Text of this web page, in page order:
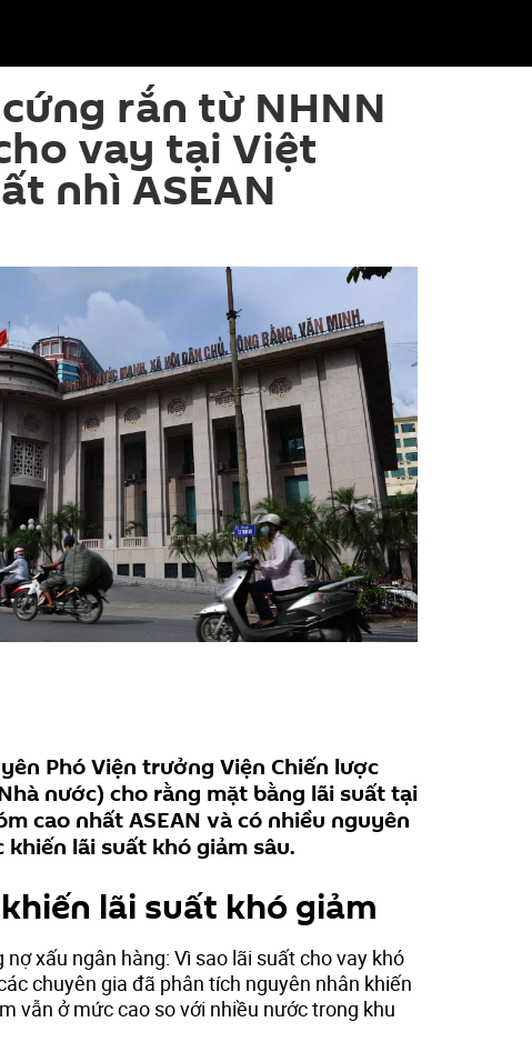
rắn từ NHNN
vay tại Việt
nhì ASEAN
Phó Viện trưởng Viện Chiến lược
nước) cho rằng mặt bằng lãi suất tại
cao nhất ASEAN và có nhiều nguyên
lãi suất khó giảm sâu.
lãi suất khó giảm
xấu ngân hàng: Vì sao lãi suất cho vay khó
chuyên gia đã phân tích nguyên nhân khiến
vẫn ở mức cao so với nhiều nước trong khu